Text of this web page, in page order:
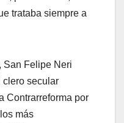
trataba siempre a
San Felipe Neri
clero secular
Contrarreforma por
más